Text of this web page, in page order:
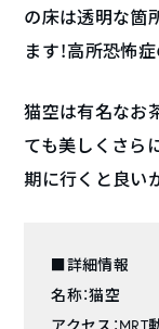
の床は透明な箇
ます！高所恐怖
猫空は有名なお
ても美しくさら
期に行くと良い
■詳細情報
名称：猫空